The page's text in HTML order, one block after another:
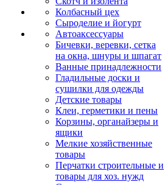
Колбасный цех
Сыроделие и йогурт
Автоаксессуары
Бичевки, веревки, сетка
на окна, шнуры и шпагат
Ванные принадлежности
Гладильные доски и
сушилки для одежды
Детские товары
Клеи, герметики и пены
Корзины, органайзеры и
ящики
Мелкие хозяйственные
товары
Перчатки строительные и
товары для хоз. нужд